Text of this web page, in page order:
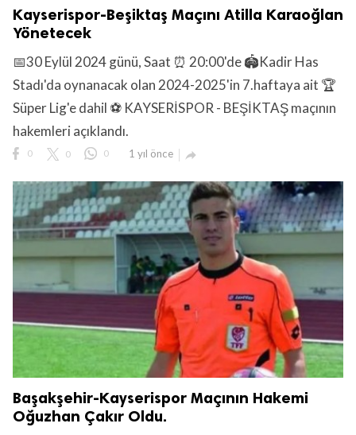
Kayserispor-Beşiktaş Maçını Atilla Karaoğlan
Yönetecek
📅30 Eylül 2024 günü, Saat ⏰ 20:00'de 🏟️Kadir Has
Stadı'da oynanacak olan 2024-2025'in 7.haftaya ait 🏆
Süper Lig'e dahil ⚽ KAYSERİSPOR - BEŞİKTAŞ maçının
hakemleri açıklandı.
0 0 0 1 yıl önce 
Başakşehir-Kayserispor Maçının Hakemi
Oğuzhan Çakır Oldu.